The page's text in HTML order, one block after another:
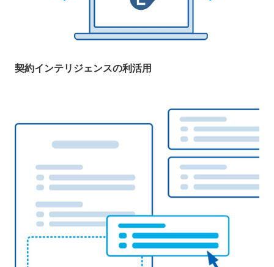
契約インテリジェンスの利活用